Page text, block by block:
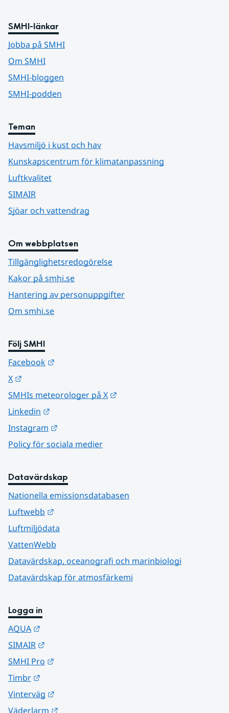
SMHI-länkar
Jobba på SMHI
Om SMHI
SMHI-bloggen
SMHI-podden
Teman
Havsmiljö i kust och hav
Kunskapscentrum för klimatanpassning
Luftkvalitet
SIMAIR
Sjöar och vattendrag
Om webbplatsen
Tillgänglighetsredogörelse
Kakor på smhi.se
Hantering av personuppgifter
Om smhi.se
Följ SMHI
Facebook
X
SMHIs meteorologer på X
Linkedin
Instagram
Policy för sociala medier
Datavärdskap
Nationella emissionsdatabasen
Luftwebb
Luftmiljödata
VattenWebb
Datavärdskap, oceanografi och marinbiologi
Datavärdskap för atmosfärkemi
Logga in
AQUA
SIMAIR
SMHI Pro
Timbr
Vinterväg
Väderlarm